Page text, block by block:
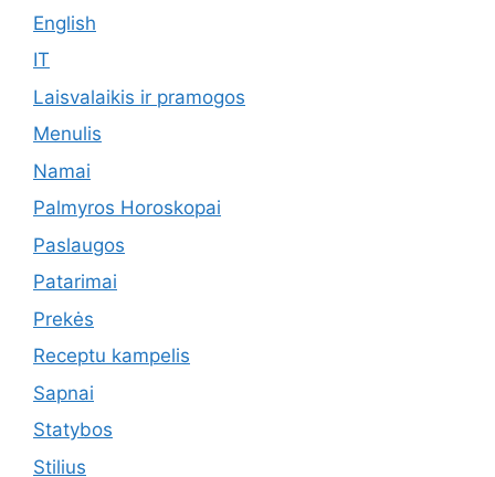
English
IT
Laisvalaikis ir pramogos
Menulis
Namai
Palmyros Horoskopai
Paslaugos
Patarimai
Prekės
Receptu kampelis
Sapnai
Statybos
Stilius